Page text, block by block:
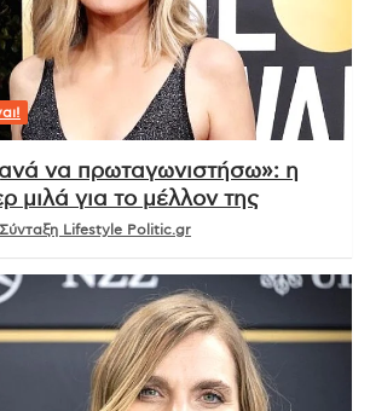
να πρωταγωνιστήσω»: η
μιλά για το μέλλον της
Σύνταξη Lifestyle Politic.gr